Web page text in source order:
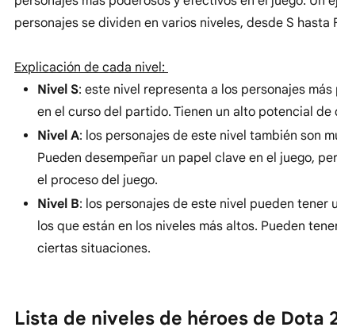
personajes se dividen en varios niveles, desde S
Explicación de cada nivel:
Nivel S: este nivel representa a los personajes
en el curso del partido. Tienen un alto potencial
Nivel A: los personajes de este nivel también son
Pueden desempeñar un papel clave en el juego,
el proceso del juego.
Nivel B: los personajes de este nivel pueden tener
los que están en los niveles más altos. Pueden
ciertas situaciones.
Lista de niveles de héroes de Dota